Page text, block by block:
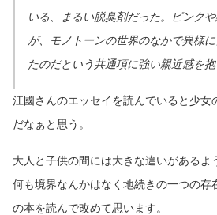
いる、まるい脱臭剤だった。ピンク
が、モノトーンの世界のなかで異様
たのだという共通項に強い親近感を抱
江國さんのエッセイを読んでいると少女
だなぁと思う。
大人と子供の間には大きな違いがあるよ
何も境界なんかはなく地続きの一つの存
の本を読んで改めて思います。